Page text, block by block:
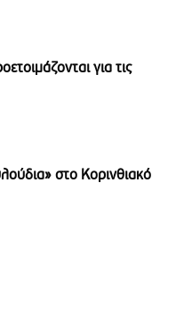
για τις
στο Κορινθιακό